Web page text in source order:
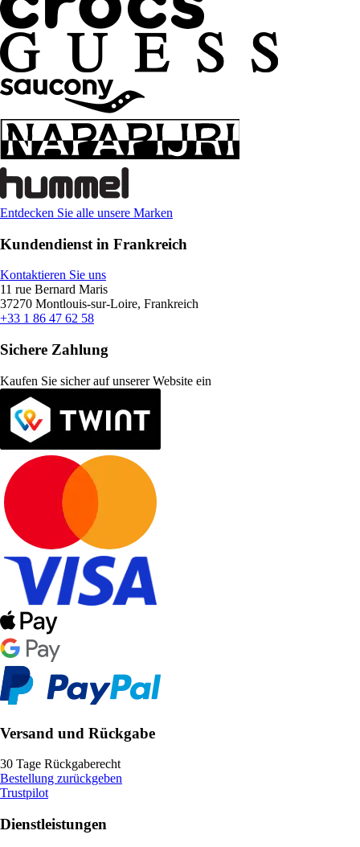
Entdecken Sie alle unsere Marken
Kundendienst in Frankreich
Kontaktieren Sie uns
11 rue Bernard Maris
37270 Montlouis-sur-Loire, Frankreich
+33 1 86 47 62 58
Sichere Zahlung
Kaufen Sie sicher auf unserer Website ein
Versand und Rückgabe
30 Tage Rückgaberecht
Bestellung zurückgeben
Trustpilot
Dienstleistungen